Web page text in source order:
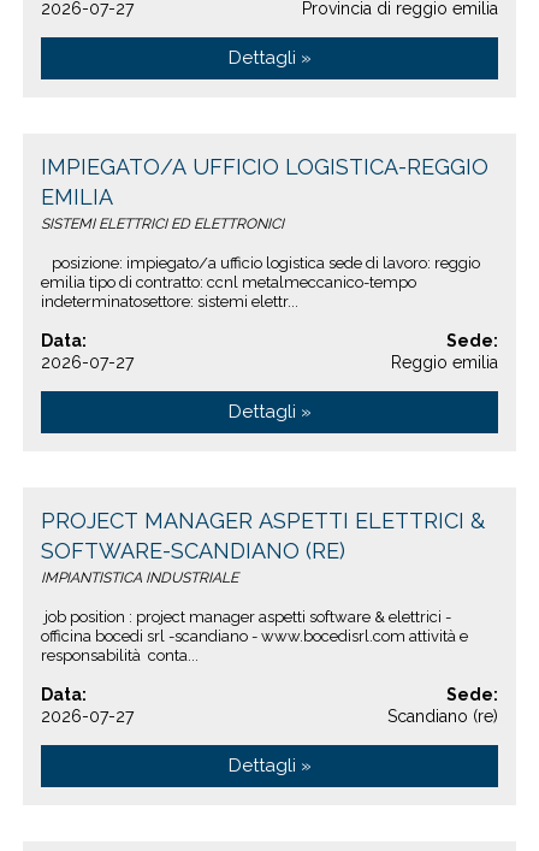
2026-07-27
Provincia di reggio emilia
Dettagli »
IMPIEGATO/A UFFICIO LOGISTICA-REGGIO
EMILIA
SISTEMI ELETTRICI ED ELETTRONICI
posizione: impiegato/a ufficio logistica sede di lavoro: reggio
emilia tipo di contratto: ccnl metalmeccanico-tempo
indeterminatosettore: sistemi elettr...
Data:
2026-07-27
Sede:
Reggio emilia
Dettagli »
PROJECT MANAGER ASPETTI ELETTRICI &
SOFTWARE-SCANDIANO (RE)
IMPIANTISTICA INDUSTRIALE
job position : project manager aspetti software & elettrici -
officina bocedi srl -scandiano - www.bocedisrl.com attività e
responsabilità conta...
Data:
2026-07-27
Sede:
Scandiano (re)
Dettagli »